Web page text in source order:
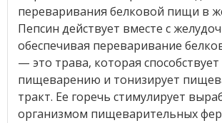
переваривания белковой пищи в
Пепсин действует вместе с
обеспечивая переваривание
— это трава, которая способствует
пищеварению и тонизирует
тракт. Ее горечь стимулирует
организмом пищеварительных